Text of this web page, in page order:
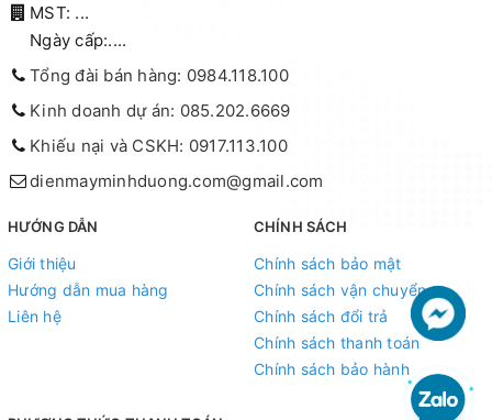
MST: ...
Ngày cấp:....
Tổng đài bán hàng: 0984.118.100
Kinh doanh dự án: 085.202.6669
Khiếu nại và CSKH: 0917.113.100
dienmayminhduong.com@gmail.com
HƯỚNG DẪN
Giới thiệu
Hướng dẫn mua hàng
Liên hệ
CHÍNH SÁCH
Chính sách bảo mật
Chính sách vận chuyển
Chính sách đổi trả
Chính sách thanh toán
Chính sách bảo hành